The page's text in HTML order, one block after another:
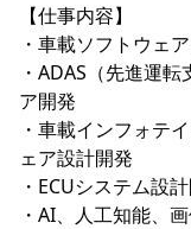
【仕事内容】
・車載ソフトウェ
・ADAS（先進運
ア開発
・車載インフォテ
ェア設計開発
・ECUシステム設
・AI、人工知能、